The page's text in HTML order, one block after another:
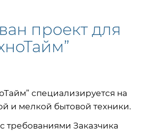
проект для
специализируется на
и мелкой бытовой техники.
требованиями Заказчика